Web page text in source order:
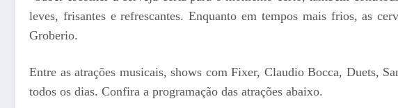
leves, frisantes e refrescantes. Enquanto em tempos mais frios, as
Groberio.
Entre as atrações musicais, shows com Fixer, Claudio Bocca, Duets,
todos os dias. Confira a programação das atrações abaixo.